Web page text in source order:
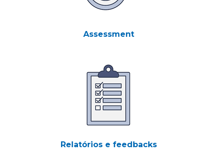
Assessment
Relatórios e feedbacks